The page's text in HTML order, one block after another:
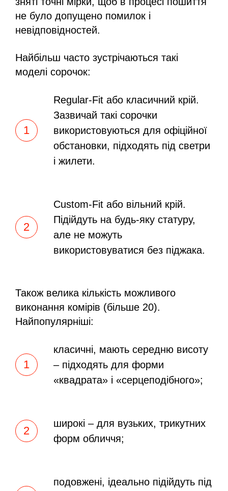
не було допущено помилок і
невідповідностей.
Найбільш часто зустрічаються такі
моделі сорочок:
Regular-Fit або класичний крій.
Зазвичай такі сорочки
використовуються для офіційної
обстановки, підходять під светри
і жилети.
Custom-Fit або вільний крій.
Підійдуть на будь-яку статуру,
але не можуть
використовуватися без піджака.
Також велика кількість можливого
виконання комірів (більше 20).
Найпопулярніші:
класичні, мають середню висоту
– підходять для форми
«квадрата» і «серцеподібного»;
широкі – для вузьких, трикутних
форм обличчя;
подовжені, ідеально підійдуть під